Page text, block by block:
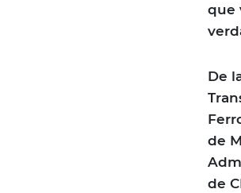
que
De
de
de